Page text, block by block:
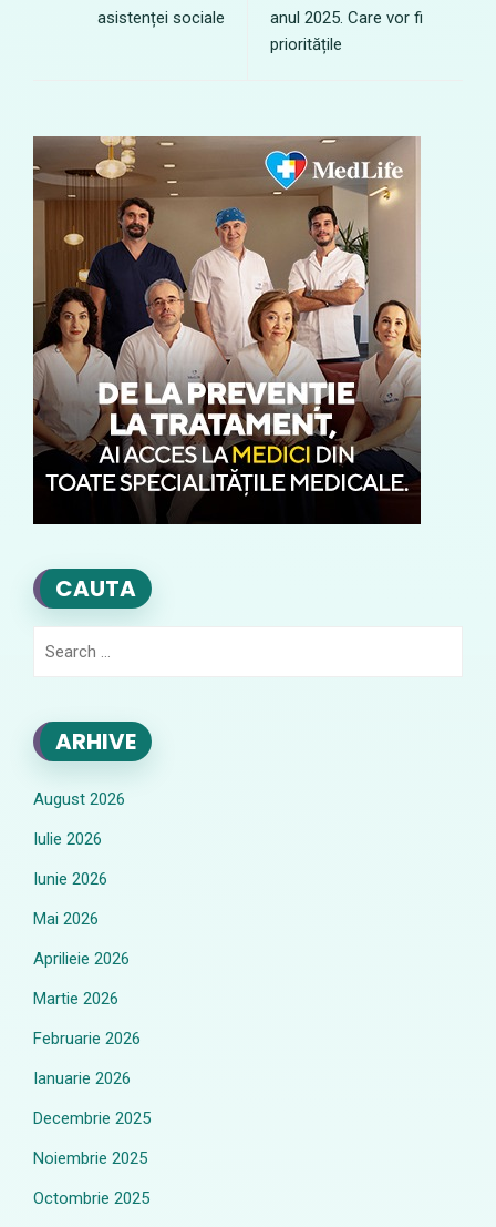
asistenței sociale
anul 2025. Care vor fi
prioritățile
CAUTA
ARHIVE
August 2026
Iulie 2026
Iunie 2026
Mai 2026
Aprilieie 2026
Martie 2026
Februarie 2026
Ianuarie 2026
Decembrie 2025
Noiembrie 2025
Octombrie 2025